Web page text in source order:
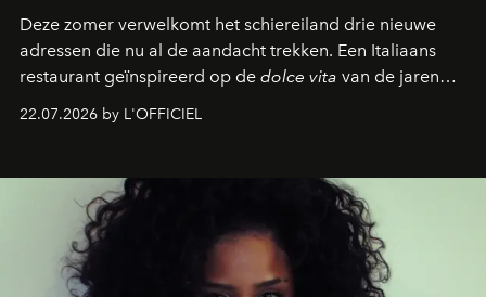
Deze zomer verwelkomt het schiereiland drie nieuwe
adressen die nu al de aandacht trekken. Een Italiaans
restaurant geïnspireerd op de dolce vita van de jaren
verandert in een bruisende ontmoetingsplek en de
neerstrijkt in Saint-Tropez. Dit zijn de nieuwe adressen
die deze zomer de toon zetten, van lange lunches tot
zwoele nachten.
22.07.2026 by L'OFFICIEL